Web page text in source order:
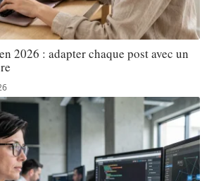
2026 : adapter chaque post avec un